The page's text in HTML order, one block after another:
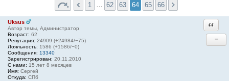
1 62 63 64 65 66
Uksus
Автор темы, Администратор
Возраст: 62
Репутация: 24909 (+24984/−75)
Лояльность: 1586 (+1586/−0)
Сообщения: 13340
Зарегистрирован: 20.11.2010
С нами: 15 лет 8 месяцев
Имя: Сергей
Откуда: СПб
−